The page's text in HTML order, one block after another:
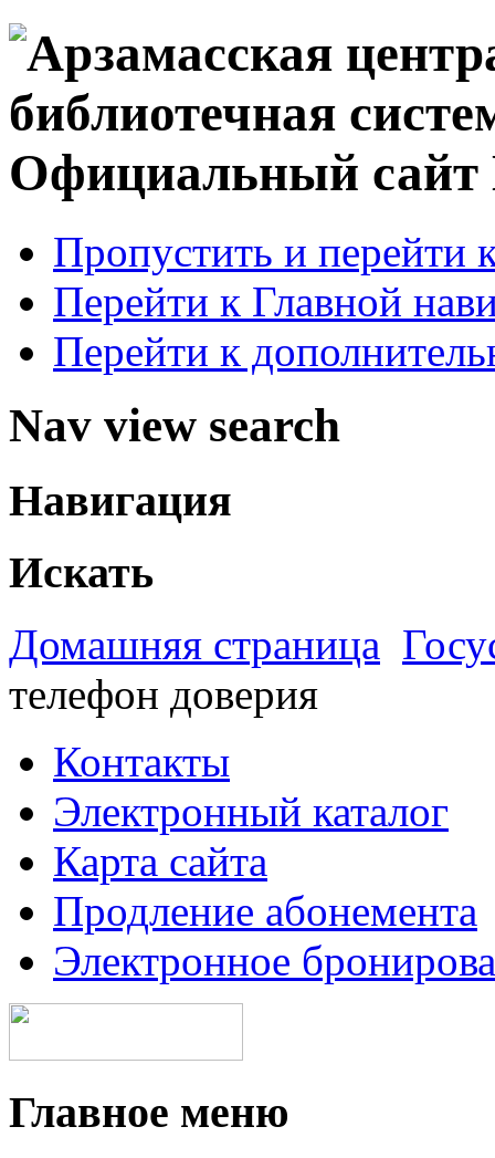
Официальный
Пропустить и перейти
Перейти к Главной
Перейти к
Nav view search
Навигация
Искать
Домашняя страница
телефон доверия
Контакты
Электронный каталог
Карта сайта
Продление абонемента
Электронное
Главное меню